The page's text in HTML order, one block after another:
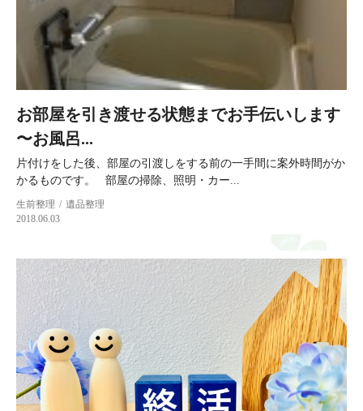
お部屋を引き渡せる状態までお手伝いします
〜お風呂...
片付けをした後、部屋の引渡しをする前の一手間に案外時間がか
かるものです。 部屋の掃除、照明・カー...
生前整理
遺品整理
2018.06.03